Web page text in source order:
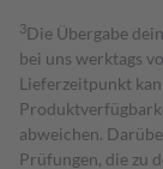
3Die Übergabe
bei uns werktags
Lieferzeitpunkt
abweichen.
Prüfungen, die zu